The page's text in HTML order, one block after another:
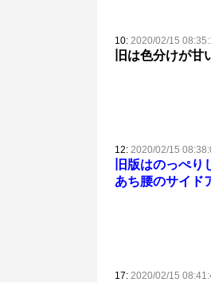
10: 2020/02/15
旧は色分けが
12: 2020/02/15
旧版はのっぺり
あち腰のサイド
17: 2020/02/15